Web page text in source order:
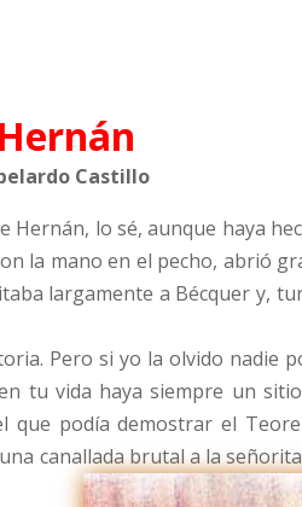
Hernán
Castillo
lo sé, aunque haya
la mano en el pecho, abrió
largamente a Bécquer y,
Pero si yo la olvido nadie
tu vida haya siempre un
podía demostrar el
canallada brutal a la